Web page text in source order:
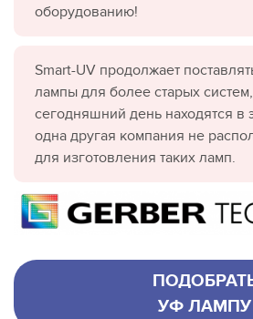
оборудованию!
Smart-UV продолжает
лампы для более старых
сегодняшний день находятся в
одна другая компания не
для изготовления таких ламп.
УФ ЛАМПУ